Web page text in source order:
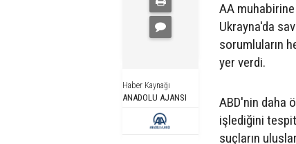
Haber Kaynağı
ANADOLU AJANSI
AA muhabirine
Ukrayna'da
sorumluların
yer verdi.
ABD'nin daha
işlediğini
suçların